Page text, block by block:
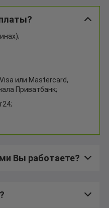
или Mastercard,
Приватбанк;
Вы работаете?